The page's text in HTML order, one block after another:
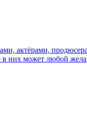
актёрами,
в них может любой